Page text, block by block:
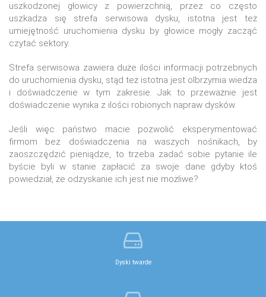
uszkodzonej głowicy z powierzchnią, przez co często
uszkadza się strefa serwisowa dysku, istotna jest też
umiejętność uruchomienia dysku by głowice mogły zacząć
czytać sektory.
Strefa serwisowa zawiera duże ilości informacji potrzebnych
do uruchomienia dysku, stąd też istotna jest olbrzymia wiedza
i doświadczenie w tym zakresie. Jak to przeważnie jest
doświadczenie wynika z ilości robionych napraw dysków.
Jeśli więc państwo macie pozwolić eksperymentować
firmom bez doświadczenia na waszych nośnikach, by
zaoszczędzić pieniądze, to trzeba zadać sobie pytanie ile
byście byli w stanie zapłacić za swoje dane gdyby ktoś
powiedział, że odzyskanie ich jest nie możliwe?
Dyski twarde